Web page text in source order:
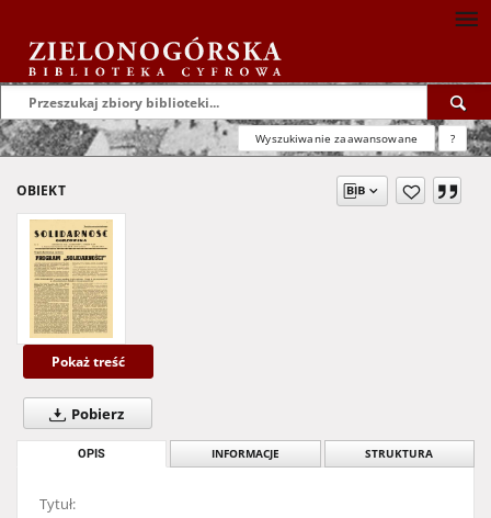
Wyszukiwanie zaawansowane ?
OBIEKT
Pokaż treść
Pobierz
OPIS INFORMACJE STRUKTURA
Tytuł: